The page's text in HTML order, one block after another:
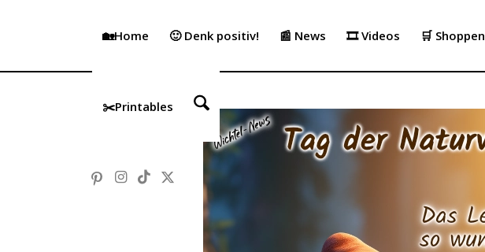
🏡Home 🙂 Denk positiv! 📰 News 🎞️ Videos 🛒 Shoppen
✂️Printables